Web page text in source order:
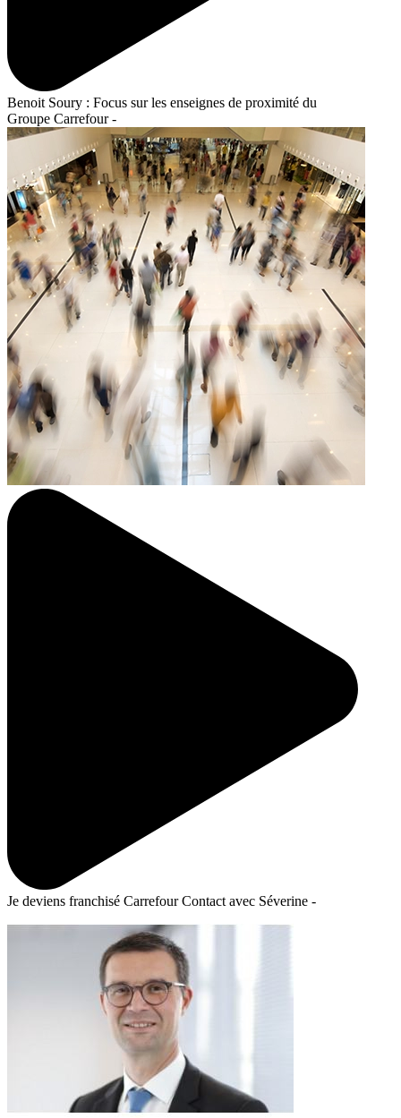
Benoit Soury : Focus sur les enseignes de proximité du
Groupe Carrefour -
Je deviens franchisé Carrefour Contact avec Séverine -